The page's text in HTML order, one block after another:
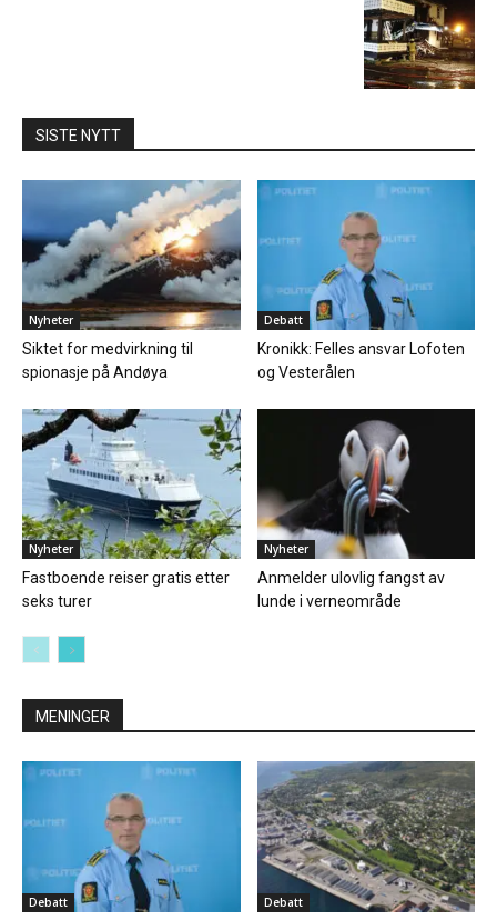
SISTE NYTT
Nyheter
Siktet for medvirkning til
spionasje på Andøya
Debatt
Kronikk: Felles ansvar Lofoten
og Vesterålen
Nyheter
Fastboende reiser gratis etter
seks turer
Nyheter
Anmelder ulovlig fangst av
lunde i verneområde
MENINGER
Debatt Debatt